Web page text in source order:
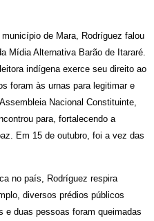
de Mara, Rodríguez falou
Mídia Alternativa Barão de Itararé.
indígena exerce seu direito ao
foram às urnas para legitimar e
Nacional Constituinte,
para, fortalecendo a
Em 15 de outubro, foi a vez das
no país, Rodríguez respira
diversos prédios públicos
e duas pessoas foram queimadas